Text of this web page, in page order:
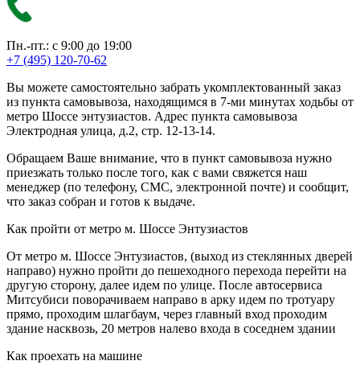
Пн.-пт.: с 9:00 до 19:00
+7 (495) 120-70-62
Вы можете самостоятельно забрать укомплектованный заказ
из пункта самовывоза, находящимся в 7-ми минутах ходьбы от
метро Шоссе энтузиастов. Адрес пункта самовывоза
Электродная улица, д.2, стр. 12-13-14.
Обращаем Ваше внимание, что в пункт самовывоза нужно
приезжать только после того, как с вами свяжется наш
менеджер (по телефону, СМС, электронной почте) и сообщит,
что заказ собран и готов к выдаче.
Как пройти от метро м. Шоссе Энтузиастов
От метро м. Шоссе Энтузиастов, (выход из стеклянных дверей
направо) нужно пройти до пешеходного перехода перейти на
другую сторону, далее идем по улице. После автосервиса
Митсубиси поворачиваем направо в арку идем по тротуару
прямо, проходим шлагбаум, через главный вход проходим
здание насквозь, 20 метров налево входа в соседнем здании
Как проехать на машине